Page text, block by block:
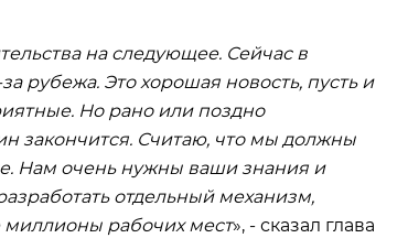
на следующее. Сейчас в
рубежа. Это хорошая новость, пусть и
Но рано или поздно
закончится. Считаю, что мы должны
Нам очень нужны ваши знания и
отдельный механизм,
миллионы рабочих мест», - сказал глава